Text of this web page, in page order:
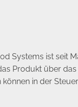
Systems ist seit
Produkt über
in der